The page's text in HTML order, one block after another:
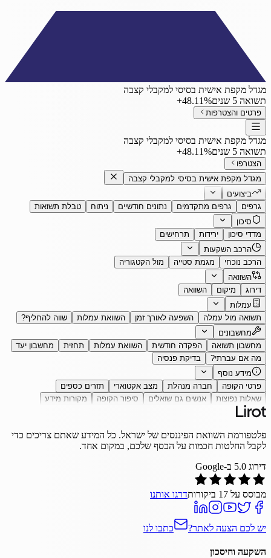
מגדל מקפת אישית בסיסי למקבלי קצבה
תשואה 5 שנים
‎+48.11%
פרטים והצטרפות
מגדל מקפת אישית בסיסי למקבלי קצבה
תשואה 5 שנים
‎+48.11%
הצטרפו
מגדל מקפת אישית בסיסי למקבלי קצבה
ביצועים
גרפים
גרפים מתקדמים נתונים חודשיים ניתוח
טבלת תשואות
סיכון
מדדי סיכון
ירידות
תרחישים
הרכב השקעות
הרכב נוכחי
מגמת סטייה
מול הקטגוריה
השוואה
דירוג
מיקום
השוואה
עמלות
תשואה מול עמלה
השפעה לאורך זמן השוואת עמלות
שווה להחליף?
מחשבונים
מחשבון תשואה
הפקדה חודשית השוואת עמלות תחזית
מחשבון יעד
מה אם עברתי?
בדיקת פנסיה
מידע נוסף
פרטי הקופה
חברה מנהלת מצב אקטוארי
תזרים כספים
שאלות נפוצות
אנשים גם שואלים סיפור הקופה מקורות מידע
פלטפורמת השוואת הפיננסים של ישראל. כל המידע שאתם צריכים כדי
לקבל החלטות חכמות על הכסף שלכם, במקום אחד.
דירוג 5.0 ב-Google
מבוסס על 17 ביקורותדרגו אותנו
יש לכם הצעה לאתר? כתבו לנו
השקעה וחיסכון